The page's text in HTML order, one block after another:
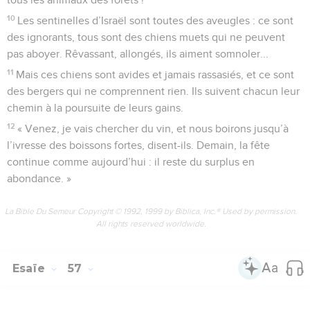
10 Les sentinelles d’Israël sont toutes des aveugles : ce sont
des ignorants, tous sont des chiens muets qui ne peuvent
pas aboyer. Rêvassant, allongés, ils aiment somnoler...
11 Mais ces chiens sont avides et jamais rassasiés, et ce sont
des bergers qui ne comprennent rien. Ils suivent chacun leur
chemin à la poursuite de leurs gains.
12 « Venez, je vais chercher du vin, et nous boirons jusqu’à
l’ivresse des boissons fortes, disent-ils. Demain, la fête
continue comme aujourd’hui : il reste du surplus en
abondance. »
La Bible Du Semeur Copyright © 1992, 1999 by Biblica, Inc.® Used by permission.
All rights reserved worldwide.
Esaïe 57